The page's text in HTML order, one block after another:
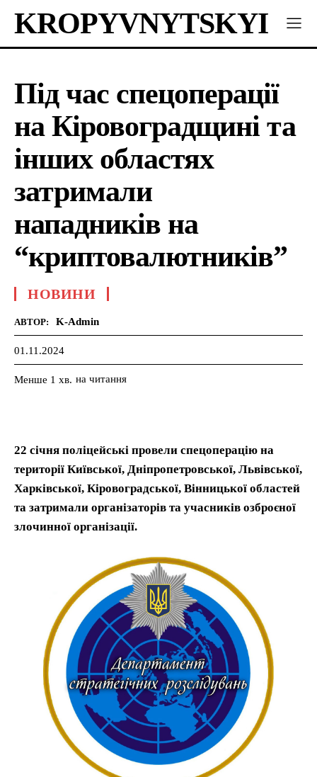
KROPYVNYTSKYI
Під час спецоперації
на Кіровоградщині та
інших областях
затримали
нападників на
“криптовалютників”
НОВИНИ
АВТОР: K-Admin
01.11.2024
Менше 1 хв. на читання
22 січня поліцейські провели спецоперацію на
території Київської, Дніпропетровської, Львівської,
Харківської, Кіровоградської, Вінницької областей
та затримали організаторів та учасників озброєної
злочинної організації.